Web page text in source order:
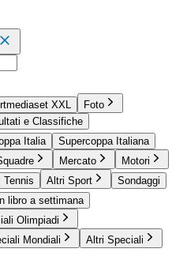
XXL
Foto
e Classifiche
Italia
Supercoppa Italiana
Mercato
Motori
Tennis Altri Sport
Sondaggi
libro a settimana
Olimpiadi
Mondiali Altri Speciali